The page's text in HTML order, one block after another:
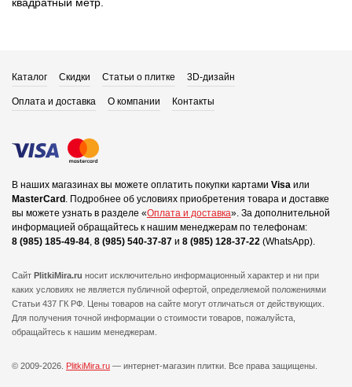
Каталог Скидки Статьи о плитке 3D-дизайн
Оплата и доставка О компании Контакты
В наших магазинах вы можете оплатить покупки картами Visa или
MasterCard . Подробнее об условиях приобретения товара и доставке
вы можете узнать в разделе «Оплата и доставка». За дополнительной
информацией обращайтесь к нашим менеджерам по телефонам:
8 (985) 185-49-84, 8 (985) 540-37-87 и 8 (985) 128-37-22 (WhatsApp).
Сайт PlitkiMira.ru носит исключительно информационный характер и ни при
каких условиях не является публичной офертой, определяемой положениями
Статьи 437 ГК РФ. Цены товаров на сайте могут отличаться от действующих.
Для получения точной информации о стоимости товаров, пожалуйста,
обращайтесь к нашим менеджерам.
© 2009-2026. PlitkiMira.ru — интернет-магазин плитки. Все права защищены.